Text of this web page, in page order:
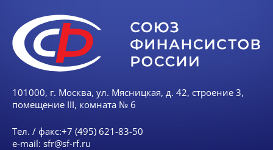
101000, г. Москва, ул. Мясницкая, д. 42, строение 3,
помещение III, комната № 6
Тел. / факс:+7 (495) 621-83-50
e-mail: sfr@sf-rf.ru